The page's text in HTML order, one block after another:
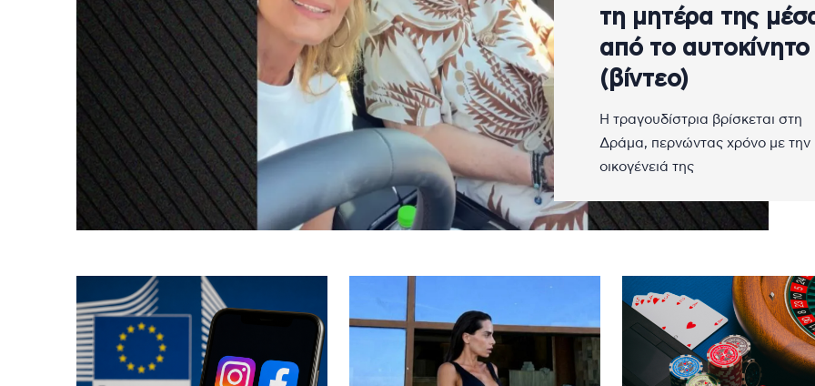
τη μητέρα της
από το αυτοκίνητο
(βίντεο)
Η τραγουδίστρια βρίσκεται στη
Δράμα, περνώντας χρόνο με την
οικογένειά της